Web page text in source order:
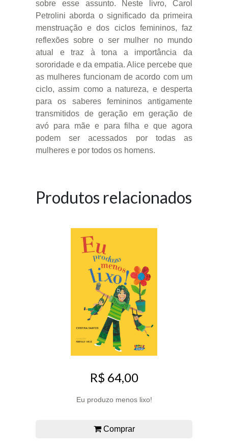
sobre esse assunto. Neste livro, Carol
Petrolini aborda o significado da primeira
menstruação e dos ciclos femininos, faz
reflexões sobre o ser mulher no mundo
atual e traz à tona a importância da
sororidade e da empatia. Alice percebe que
as mulheres funcionam de acordo com um
ciclo, assim como a natureza, e desperta
para os saberes femininos antigamente
transmitidos de geração em geração de
avó para mãe e para filha e que agora
podem ser acessados por todas as
mulheres e por todos os homens.
Produtos relacionados
R$ 64,00
Eu produzo menos lixo!
Comprar